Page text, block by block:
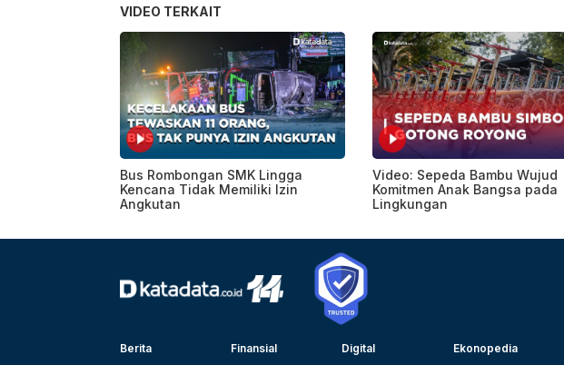
VIDEO TERKAIT
Bus Rombongan SMK Lingga
Kencana Tidak Memiliki Izin
Angkutan
Video: Sepeda Bambu Wujud
Komitmen Anak Bangsa pada
Lingkungan
Berita
Finansial
Digital
Ekonopedia